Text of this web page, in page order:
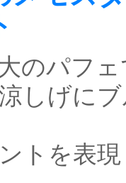
のパフ
しげに
トを表